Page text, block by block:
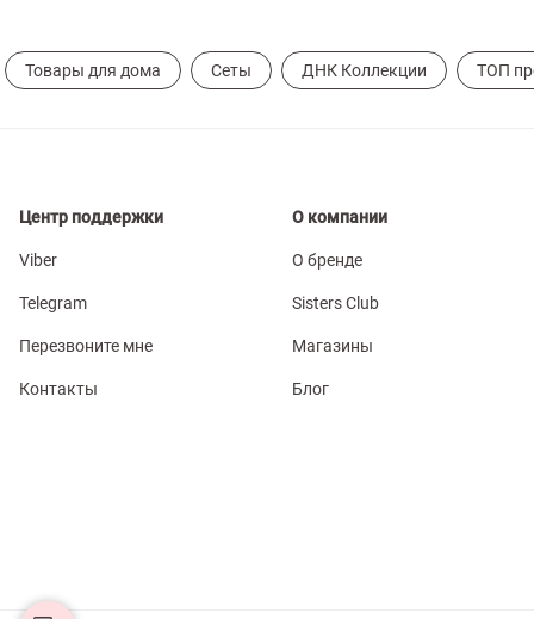
Товары для дома Сеты ДНК Коллекции ТОП
Центр поддержки
Viber
Telegram
Перезвоните мне
Контакты
О компании
О бренде
Sisters Club
Магазины
Блог